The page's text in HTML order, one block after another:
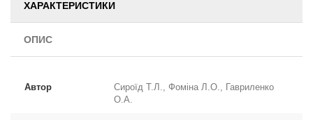
ХАРАКТЕРИСТИКИ
ОПИС
Автор
Сироїд Т.Л., Фоміна Л.О., Гавриленко
О.А.